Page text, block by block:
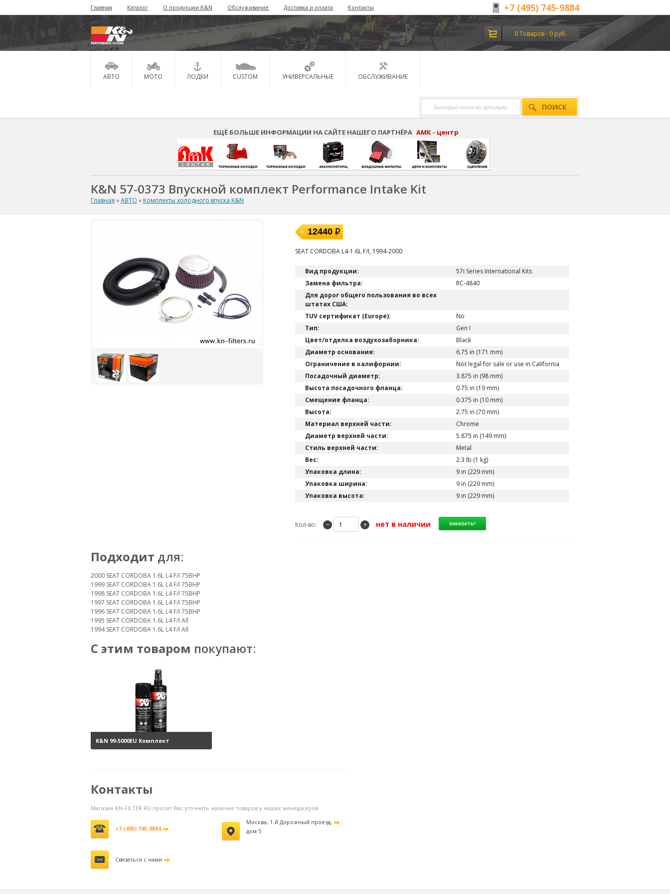
Главная Каталог О продукции K&N Обслуживание Доставка и оплата Контакты +7 (495) 745-9884
0 Товаров - 0 руб.
АВТО МОТО ЛОДКИ CUSTOM УНИВЕРСАЛЬНЫЕ ОБСЛУЖИВАНИЕ
ПОИСК
ЕЩЁ БОЛЬШЕ ИНФОРМАЦИИ НА САЙТЕ НАШЕГО ПАРТНЁРА АМК - центр
K&N 57-0373 Впускной комплект Performance Intake Kit
Главная »АВТО » Комплекты холодного впуска K&N
12440
SEAT CORDOBA L4-1.6L F/I, 1994-2000
Вид продукции:
57i Series International Kits
Замена фильтра:
RC-4840
Для дорог общего пользования во всех
штатах США:
TUV сертификат (Europe):
No
Тип:
Gen I
Цвет/отделка воздухозаборника:
Black
Диаметр основания:
6.75 in (171 mm)
Ограничение в калифорнии:
Not legal for sale or use in California
Посадочный диаметр:
3.875 in (98 mm)
Высота посадочного фланца:
0.75 in (19 mm)
Смещение фланца:
0.375 in (10 mm)
Высота:
2.75 in (70 mm)
Материал верхней части:
Chrome
Диаметр верхней части:
5.875 in (149 mm)
Стиль верхней части:
Metal
Вес:
2.3 lb (1 kg)
Упаковка длина:
9 in (229 mm)
Упаковка ширина:
9 in (229 mm)
Упаковка высота:
9 in (229 mm)
Кол-во: − + нет в наличии
Подходит для:
2000 SEAT CORDOBA 1.6L L4 F/I 75BHP
1999 SEAT CORDOBA 1.6L L4 F/I 75BHP
1998 SEAT CORDOBA 1.6L L4 F/I 75BHP
1997 SEAT CORDOBA 1.6L L4 F/I 75BHP
1996 SEAT CORDOBA 1.6L L4 F/I 75BHP
1995 SEAT CORDOBA 1.6L L4 F/I All
1994 SEAT CORDOBA 1.6L L4 F/I All
С этим товаром покупают:
K&N 99-5000EU Комплект
Контакты
Магазин KN-FILTER.RU просит Вас уточнять наличие товаров у наших менеджеров
+7 (495) 745-9884
Москва, 1-й Дорожный проезд,
дом 5
Связаться с нами